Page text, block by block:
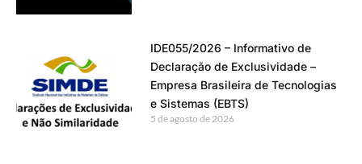
IDE055/2026 – Informativo de
Declaração de Exclusividade –
Empresa Brasileira de Tecnologias
e Sistemas (EBTS)
5 de agosto de 2026